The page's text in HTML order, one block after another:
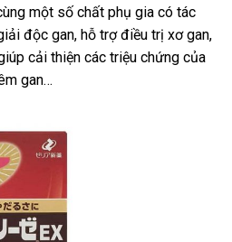
một số chất phụ gia có tác
độc gan, hỗ trợ điều trị xơ gan,
cải thiện các triệu chứng của
gan…